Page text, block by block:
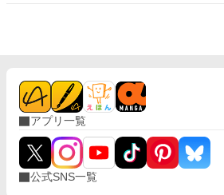
アプリ一覧
公式SNS一覧